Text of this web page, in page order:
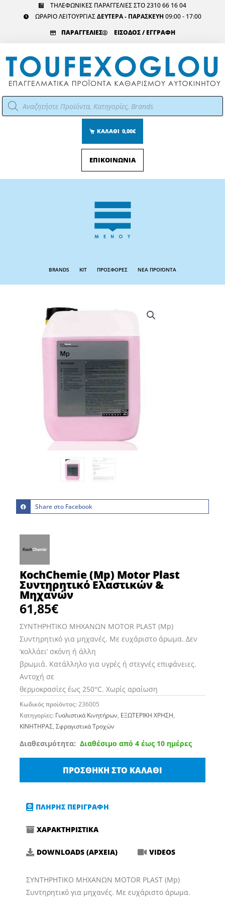
ΤΗΛΕΦΩΝΙΚΕΣ ΠΑΡΑΓΓΕΛΙΕΣ ΣΤΟ 2310 66 16 04
ΩΡΑΡΙΟ ΛΕΙΤΟΥΡΓΙΑΣΔΕΥΤΕΡΑ - ΠΑΡΑΣΚΕΥΗ 09:00 - 17:00
ΠΑΡΑΓΓΕΛΙΕΣ
ΕΙΣΟΔΟΣ / ΕΓΓΡΑΦΗ
Αναζήτηση
προϊόντων
ΚΑΛΑΘΙ 0,00€
ΕΠΙΚΟΙΝΩΝΙΑ
Menu
BRANDS KIT ΠΡΟΣΦΟΡΕΣ ΝΕΑ ΠΡΟΪΟΝΤΑ
Share στο Facebook
KochChemie (Mp) Motor Plast
Συντηρητικό Ελαστικών &
Μηχανών
61,85€
ΣΥΝΤΗΡΗΤΙΚΟ ΜΗΧΑΝΩΝ MOTOR PLAST (Mp)
Συντηρητικό για μηχανές. Με ευχάριστο άρωμα. Δεν
‘κολλάει’ σκόνη ή άλλη
βρωμιά. Κατάλληλο για υγρές ή στεγνές επιφάνειες.
Αντοχή σε
θερμοκρασίες έως 250°C. Χωρίς αραίωση
Κωδικός προϊόντος:236005
Κατηγορίες: Γυαλιστικά Κινητήρων, ΕΞΩΤΕΡΙΚΗ ΧΡΗΣΗ,
ΚΙΝΗΤΗΡΑΣ,Σφραγιστικά Τροχών
Διαθεσιμότητα: Διαθέσιμο από 4 έως 10 ημέρες
KochChemie
(Mp)
Plast
Ελαστικών
Μηχανών
ΠΡΟΣΘΉΚΗ ΣΤΟ ΚΑΛΆΘΙ
ΠΛΗΡΗΣ ΠΕΡΙΓΡΑΦΗ
ΧΑΡΑΚΤΗΡΙΣΤΙΚΑ
DOWNLOADS (ΑΡΧΕΙΑ) VIDEOS
ΣΥΝΤΗΡΗΤΙΚΟ ΜΗΧΑΝΩΝ MOTOR PLAST (Mp)
Συντηρητικό για μηχανές. Με ευχάριστο άρωμα.